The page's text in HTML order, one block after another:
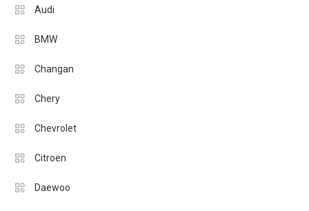
Audi
BMW
Changan
Chery
Chevrolet
Citroen
Daewoo